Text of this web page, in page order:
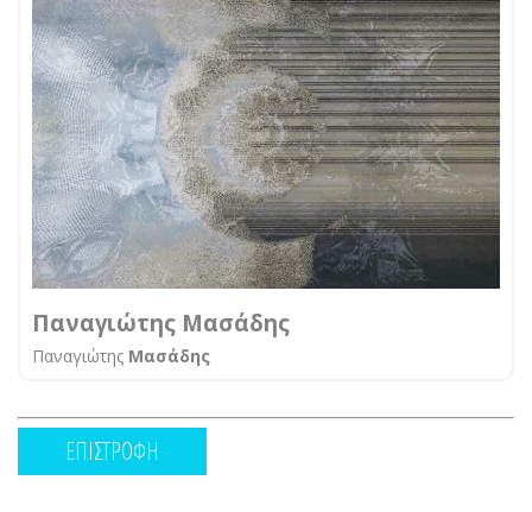
Παναγιώτης Μασάδης
Παναγιώτης Μασάδης
ΕΠΙΣΤΡΟΦΗ